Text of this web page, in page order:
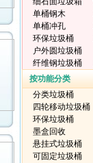
单桶钢木
单桶冲孔
环保垃圾桶
户外圆垃圾桶
纤维钢垃圾桶
按功能分类
分类垃圾桶
四轮移动垃圾桶
环保垃圾桶
墨盒回收
悬挂式垃圾桶
可固定垃圾桶